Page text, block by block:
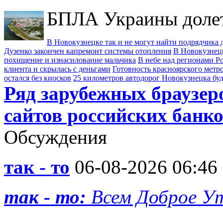
БПЛА Украины
В Новокузнецке так и не могут найти подрядчика
Дузенко закончен капремонт системы отопления В
похищение и изнасилование мальчика В небе над регионами
клиента и скрылась с деньгами Готовность красноярского
остался без киосков 25 километров автодорог Новокузнецка
Ряд зарубежных
сайтов российских
Обсуждения
так - то 06-08-2026 06:46
так - то: Всем Доброе